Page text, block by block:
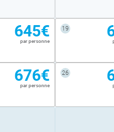
645€
par personne
19
676€
par personne
26